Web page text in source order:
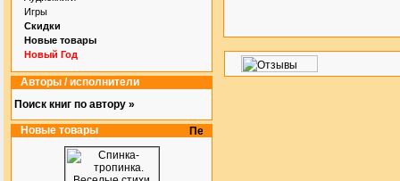
Игры
Скидки
Новые товары
Новый Год
Авторы / исполнители
Поиск книг по автору »
Новые товары